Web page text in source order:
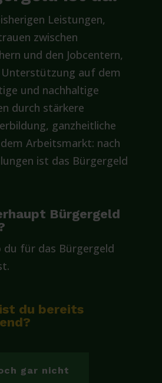
Leistungen,
zwischen
und den Jobcentern,
auf dem
und nachhaltige
durch stärkere
ganzheitliche
Arbeitsmarkt: nach
ist das Bürgergeld
Bürgergeld
du für das Bürgergeld
du bereits
gar nicht